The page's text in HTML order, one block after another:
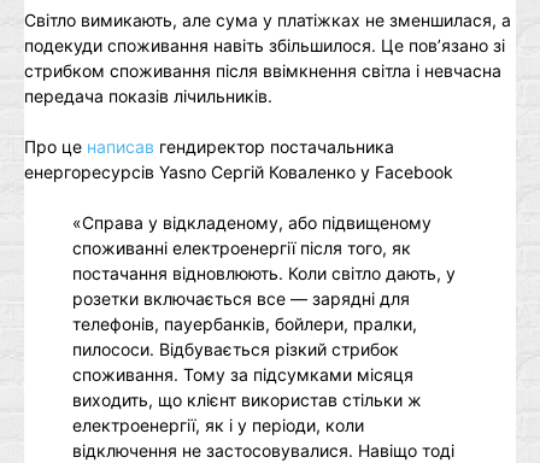
Світло вимикають, але сума у платіжках не зменшилася, а
подекуди споживання навіть збільшилося. Це пов’язано зі
стрибком споживання після ввімкнення світла і невчасна
передача показів лічильників.
Про це написав гендиректор постачальника
енергоресурсів Yasno Сергій Коваленко у Facebook
«Справа у відкладеному, або підвищеному
споживанні електроенергії після того, як
постачання відновлюють. Коли світло дають, у
розетки включається все — зарядні для
телефонів, пауербанків, бойлери, пралки,
пилососи. Відбувається різкий стрибок
споживання. Тому за підсумками місяця
виходить, що клієнт використав стільки ж
електроенергії, як і у періоди, коли
відключення не застосовувалися. Навіщо тоді